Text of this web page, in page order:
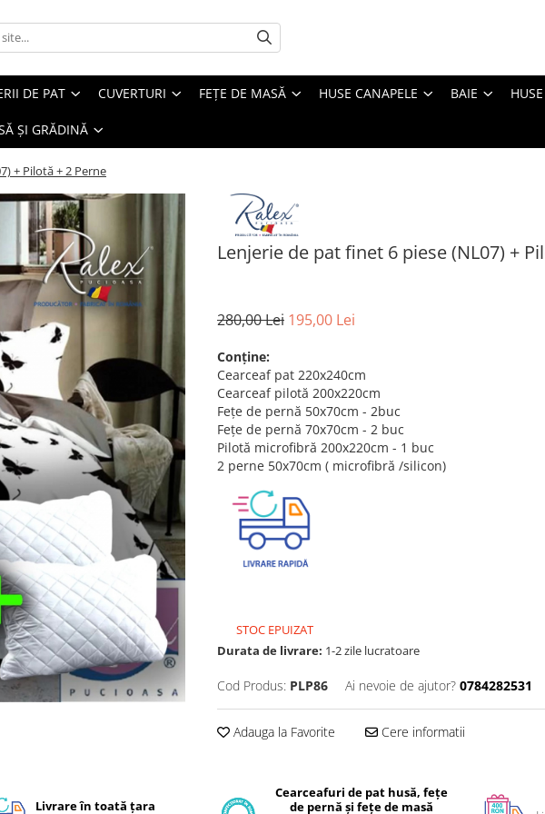
DE PAT CUVERTURI FEȚE DE MASĂ HUSE CANAPELE BAIE
ȘI GRĂDINĂ
+ Pilotă + 2 Perne
Lenjerie de pat finet 6 piese (NL07) +
280,00 Lei 195,00 Lei
Conține:
Cearceaf pat 220x240cm
Cearceaf pilotă 200x220cm
Fețe de pernă 50x70cm - 2buc
Fețe de pernă 70x70cm - 2 buc
Pilotă microfibră 200x220cm - 1 buc
2 perne 50x70cm ( microfibră /silicon)
STOC EPUIZAT
Durata de livrare: 1-2 zile lucratoare
Cod Produs: PLP86 Ai nevoie de ajutor? 0784282531
Adauga la Favorite Cere informatii
Livrare în toată țara
Cearceafuri de pat husă, fețe
de pernă și fețe de masă